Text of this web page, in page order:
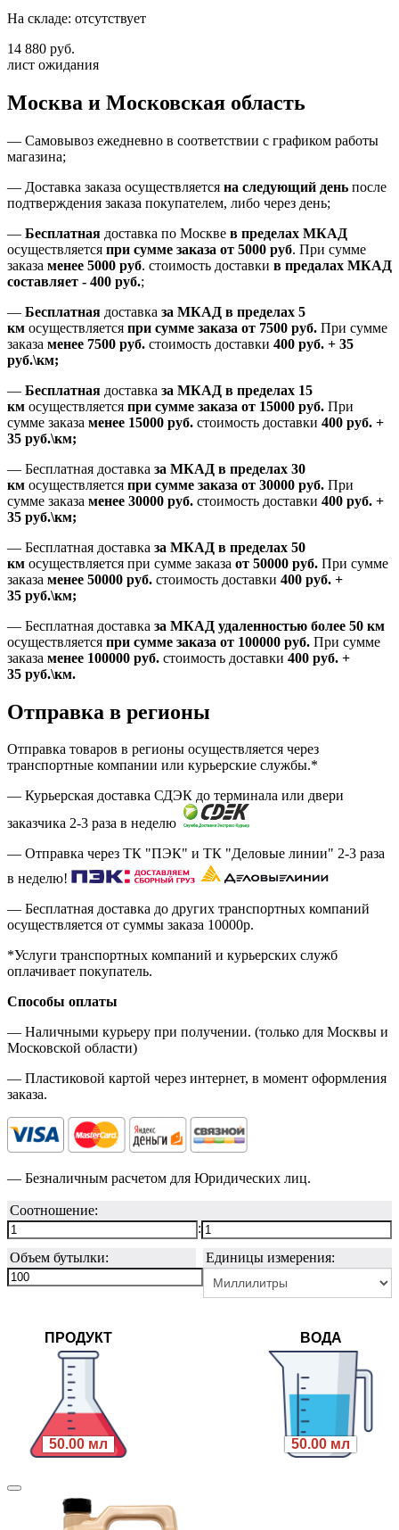
На складе: отсутствует
14 880 руб.
лист ожидания
Москва и Московская область
— Самовывоз ежедневно в соответствии с графиком работы
магазина;
— Доставка заказа осуществляется на следующий день после
подтверждения заказа покупателем, либо через день;
— Бесплатная доставка по Москве в пределах МКАД
осуществляется при сумме заказа от 5000 руб. При сумме
заказа менее 5000 руб. стоимость доставки в предалах МКАД
составляет - 400 руб.;
— Бесплатная доставка за МКАД в пределах 5
км осуществляется при сумме заказа от 7500 руб. При сумме
заказа менее 7500 руб. стоимость доставки 400 руб. + 35
руб.\км;
— Бесплатная доставка за МКАД в пределах 15
км осуществляется при сумме заказа от 15000 руб. При
сумме заказа менее 15000 руб. стоимость доставки 400 руб. +
35 руб.\км;
— Бесплатная доставка за МКАД в пределах 30
км осуществляется при сумме заказа от 30000 руб. При
сумме заказа менее 30000 руб. стоимость доставки 400 руб. +
35 руб.\км;
— Бесплатная доставка за МКАД в пределах 50
км осуществляется при сумме заказа от 50000 руб. При сумме
заказа менее 50000 руб. стоимость доставки 400 руб. +
35 руб.\км;
— Бесплатная доставка за МКАД удаленностью более 50 км
осуществляется при сумме заказа от 100000 руб. При сумме
заказа менее 100000 руб. стоимость доставки 400 руб. +
35 руб.\км.
Отправка в регионы
Отправка товаров в регионы осуществляется через
транспортные компании или курьерские службы.*
— Курьерская доставка СДЭК до терминала или двери
заказчика 2-3 раза в неделю
— Отправка через ТК "ПЭК" и ТК "Деловые линии" 2-3 раза
в неделю!
— Бесплатная доставка до других транспортных компаний
осуществляется от суммы заказа 10000р.
*Услуги транспортных компаний и курьерских служб
оплачивает покупатель.
Способы оплаты
— Наличными курьеру при получении. (только для Москвы и
Московской области)
— Пластиковой картой через интернет, в момент оформления
заказа.
— Безналичным расчетом для Юридических лиц.
Соотношение:
:
Объем бутылки:
Единицы измерения:
ПРОДУКТ
50.00 мл
ВОДА
50.00 мл